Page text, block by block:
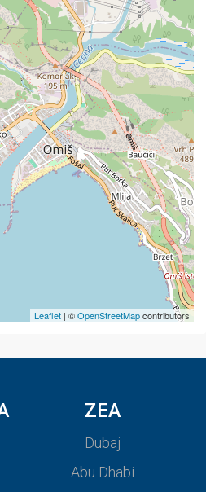
Leaflet | ©OpenStreetMapcontributors
ZEA
Dubaj
Abu Dhabi